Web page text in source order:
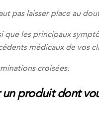
pas laisser place au
que les principaux
médicaux de vos
croisées.
produit dont